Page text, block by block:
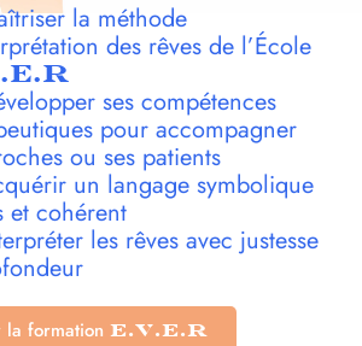
la méthode
des rêves de l’École
ses compétences
pour accompagner
ou ses patients
un langage symbolique
et cohérent
les rêves avec justesse
la formation E.V.E.R